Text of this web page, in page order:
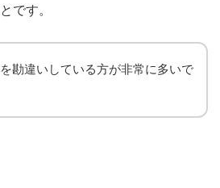
です。
勘違いしている方が非常に多いで